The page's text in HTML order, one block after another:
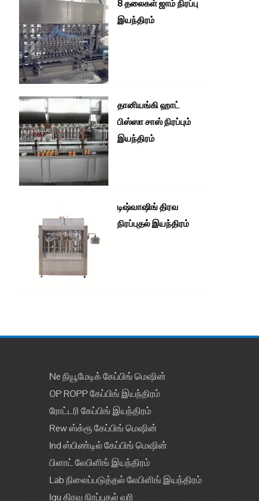
8 தலைகள் ஜாம் நிரப்பு
இயந்திரம்
தானியங்கி ஹாட்
பிஸ்ஸா சாஸ் நிரப்பும்
இயந்திரம்
டிஷ்வாஷிங் திரவ
நிரப்புதல் இயந்திரம்
Ne நியூமேடிக் கேப்பிங் மெஷின்
OP ROPP கேப்பிங் இயந்திரம்
ரோட்டரி கேப்பிங் இயந்திரம்
Rew ஸ்க்ரூ கேப்பிங் மெஷின்
Ind ஸ்பிண்டில் கேப்பிங் மெஷின்
பிளாட் லேபிளிங் இயந்திரம்
Lab நிலைப்படுத்தல் லேபிளிங் இயந்திரம்
Iqu திரவ நிரப்புதல் வரி